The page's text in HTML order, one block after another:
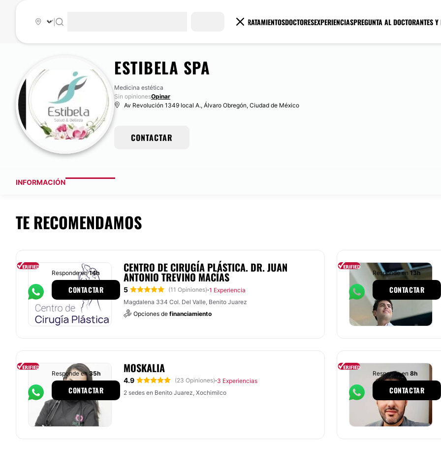
TRATAMIENTOSDOCTORESEXPERIENCIASPREGUNTA AL DOCTORANTES Y
ESTIBELA SPA
Medicina estética
Sin opinionesOpinar
Av Revolución 1349 local A., Álvaro Obregón, Ciudad de México
CONTACTAR
INFORMACIÓN
TE RECOMENDAMOS
CENTRO DE CIRUGÍA PLÁSTICA. DR. JUAN
ANTONIO TREVIÑO MACÍAS
5 (11 Opiniones)·1 Experiencia
Magdalena 334 Col. Del Valle, Benito Juarez
Opciones de financiamiento
Responde en14h
CONTACTAR
Responde en 13h
CONTACTAR
MOSKALIA
4.9 (23 Opiniones)·3 Experiencias
2 sedes en Benito Juarez, Xochimilco
Responde en35h
CONTACTAR
Responde en 8h
CONTACTAR